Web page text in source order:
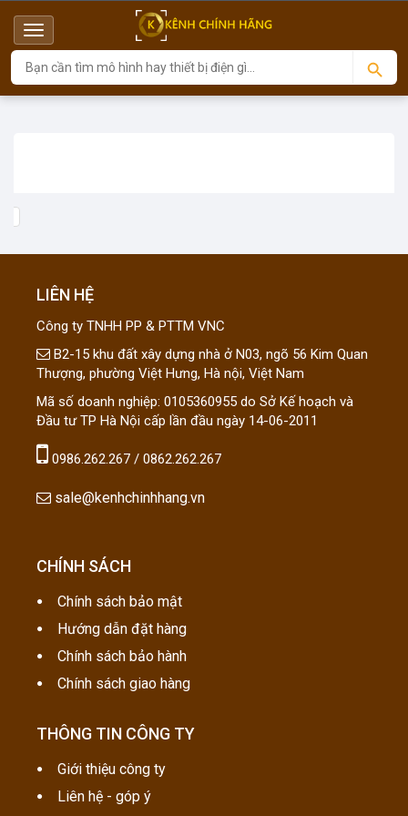
Menu
Top
LIÊN HỆ
Công ty TNHH PP & PTTM VNC
B2-15 khu đất xây dựng nhà ở N03, ngõ 56 Kim Quan
Thượng, phường Việt Hưng, Hà nội, Việt Nam
Mã số doanh nghiệp: 0105360955 do Sở Kế hoạch và
Đầu tư TP Hà Nội cấp lần đầu ngày 14-06-2011
0986.262.267 / 0862.262.267
sale@kenhchinhhang.vn
CHÍNH SÁCH
Chính sách bảo mật
Hướng dẫn đặt hàng
Chính sách bảo hành
Chính sách giao hàng
THÔNG TIN CÔNG TY
Giới thiệu công ty
Liên hệ - góp ý